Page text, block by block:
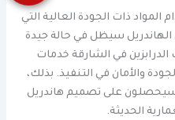
المواد ذات الجودة العالية التي
الهاندريل سيظل في حالة جيدة
في الشارقة خدمات
والأمان في التنفيذ. بذلك،
سيحصلون على تصميم هاندريل
الحديثة.